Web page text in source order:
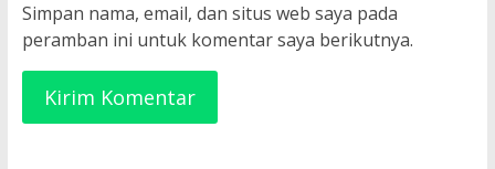
Simpan nama, email, dan situs web saya pada
peramban ini untuk komentar saya berikutnya.